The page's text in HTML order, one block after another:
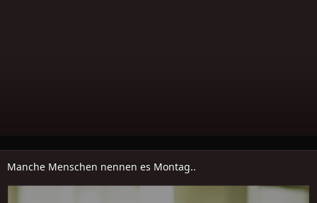
Manche Menschen nennen es Montag..